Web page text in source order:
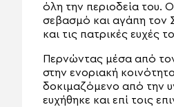
όλη την περιοδεία του.
σεβασμό και αγάπη τον
και τις πατρικές ευχές
Περνώντας μέσα από
στην ενοριακή
δοκιμαζόμενο από την
ευχήθηκε και επί τοις